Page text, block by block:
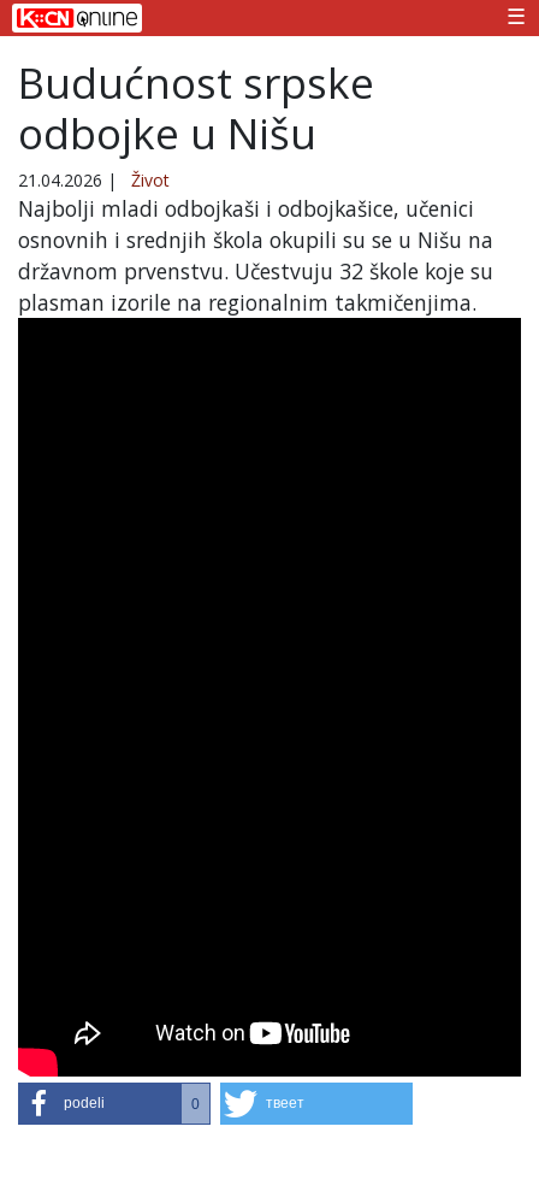
☰
Budućnost srpske
odbojke u Nišu
21.04.2026 | Život
Najbolji mladi odbojkaši i odbojkašice, učenici
osnovnih i srednjih škola okupili su se u Nišu na
državnom prvenstvu. Učestvuju 32 škole koje su
plasman izorile na regionalnim takmičenjima.
podeli 0 твеет